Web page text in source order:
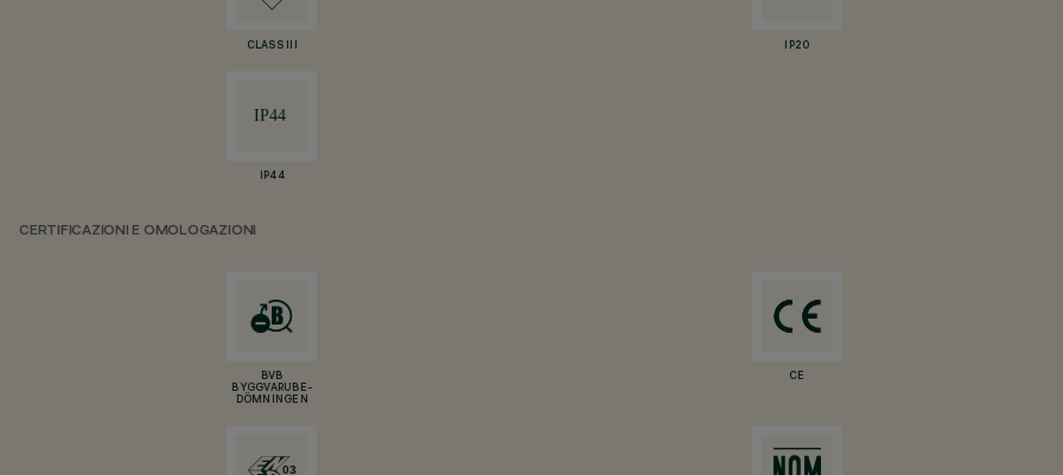
CLASS III IP20
IP44
CERTIFICAZIONI E OMOLOGAZIONI
BVB
BYGGVARUBE-
DÖMNINGEN
CE